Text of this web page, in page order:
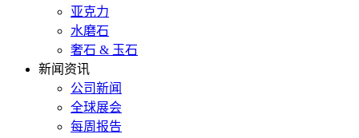
亚克力
水磨石
奢石 & 玉石
新闻资讯
公司新闻
全球展会
每周报告